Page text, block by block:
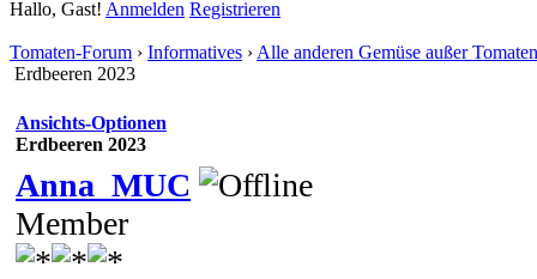
Hallo, Gast! Anmelden Registrieren
Tomaten-Forum › Informatives › Alle anderen Gemüse außer Tomaten
Erdbeeren 2023
Ansichts-Optionen
Erdbeeren 2023
Anna_MUC
Member